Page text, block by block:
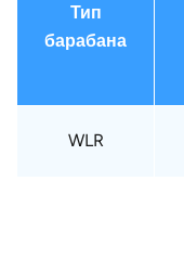
Тип
барабана
WLR